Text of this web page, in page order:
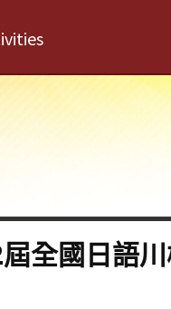
全國日語川